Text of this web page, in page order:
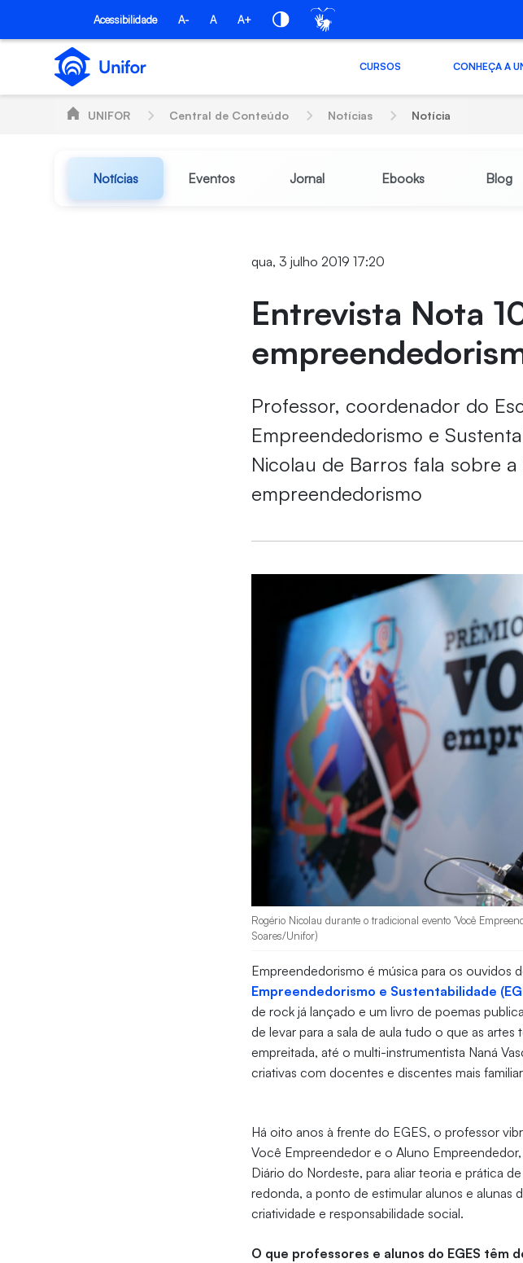
Pular para o Conteúdo principal
Acessibilidade A- A A+
CURSOS CONHEÇA A
UNIFOR Central de Conteúdo Notícias Notícia
Notícias Eventos Jornal Ebooks Blog
qua, 3 julho 2019 17:20
Entrevista Nota
Professor, coordenador do
Empreendedorismo e
Nicolau de Barros fala sobre
empreendedorismo
Rogério Nicolau durante o tradicional evento 'Você
Soares/Unifor)
Empreendedorismo é música para os ouvidos
Empreendedorismo e Sustentabilidade
de rock já lançado e um livro de poemas
de levar para a sala de aula tudo o que as
empreitada, até o multi-instrumentista Naná
criativas com docentes e discentes mais
Há oito anos à frente do EGES, o professor
Você Empreendedor e o Aluno
Diário do Nordeste, para aliar teoria e prática
redonda, a ponto de estimular alunos e alunas
criatividade e responsabilidade social.
O que professores e alunos do EGES têm